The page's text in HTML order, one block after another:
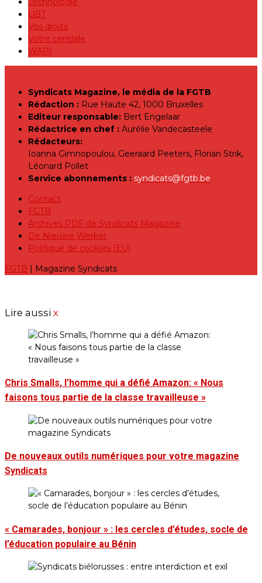
UBT
Vos droits
Votre centrale
WAPI
Syndicats Magazine, le média de la FGTB
Rédaction : Rue Haute 42, 1000 Bruxelles
Editeur responsable: Bert Engelaar
Rédactrice en chef : Aurélie Vandecasteele
Rédacteurs:
Ioanna Gimnopoulou, Geeraard Peeters, Florian Strik,
Léonard Pollet
Service abonnements : syndicats@fgtb.be
Contact
FGTB
Archives PDF de Syndicats Magazine
De Nieuwe Werker
Politique de cookies (EU)
FGTB | Magazine Syndicats
Lire aussi x
Chris Smalls, l’homme qui a défié Amazon: « Nous
faisons tous partie de la classe travailleuse »
De nouveaux outils numériques pour votre magazine
Syndicats
« Camarades, bonjour » : les cercles d’études, socle de
l’éducation populaire au Bénin